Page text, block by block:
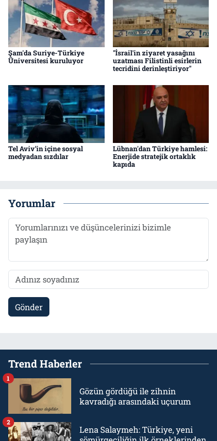
Şam'da Suriye-Türkiye
Üniversitesi kuruluyor
"İsrail'in ziyaret yasağını
uzatması Filistinli esirlerin
tecridini derinleştiriyor"
Tel Aviv’in içine sosyal
medyadan sızdılar
Lübnan'dan Türkiye hamlesi:
Enerjide stratejik ortaklık
kapıda
Yorumlar
Gönder
Trend Haberler
Gözün gördüğü ile zihnin
kavradığı arasındaki uçurum
1
Lena Salaymeh: Türkiye, yeni
2